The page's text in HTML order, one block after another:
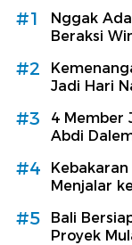
#1
Nggak
Beraksi
#2
Jadi Hari
#3
4 Member
Abdi
#4
Menjalar
#5
Bali
Proyek